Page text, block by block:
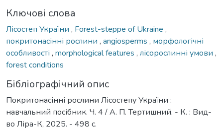
Ключові слова
Лісостеп України , Forest-steppe of Ukraine ,
покритонасінні рослини , angiosperms , морфологічні
особливості , morphological features , лісорослинні умови ,
forest conditions
Бібліографічний опис
Покритонасінні рослини Лісостепу України :
навчальний посібник. Ч. 4 / А. П. Тертишний. - К. : Вид-
во Ліра-К, 2025. - 498 с.